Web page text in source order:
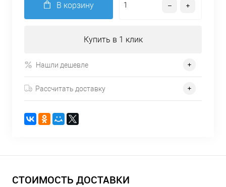
В корзину
Купить в 1 клик
Нашли дешевле
Рассчитать доставку
СТОИМОСТЬ ДОСТАВКИ